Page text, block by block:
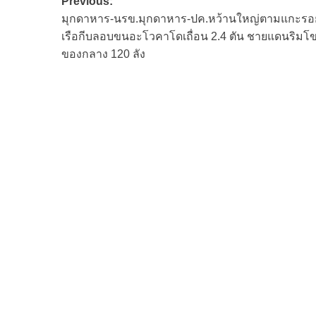
navigation
มุกดาหาร-นรข.มุกดาหาร-ปค.หว้านใหญ่ตามแกะรอ
เรือกีบลอบขนอะโวคาโดเถื่อน 2.4 ตัน ชายแดนริมโ
ของกลาง 120 ลัง